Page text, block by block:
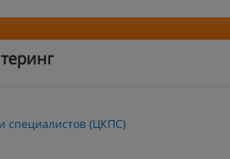
специалистов (ЦКПС)